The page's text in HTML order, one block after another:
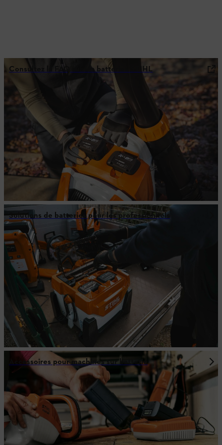
Consultez la FAQ sur les batteries STIHL
Solutions de batteries pour les professionnels
Accessoires pour machines sur batterie
Comparaison avec les modèles AP 300.0 P(C) et AP 300 S.
2 Temps nécessaire pour atteindre 80 % de charge à des températures ambiantes/de batterie
comprises entre 25 et 40 °C, en combinaison avec l'AL 1802 MO. Valable pour les batteries
ALLPRO AP 100.0 P, AP 200.0 P et AP 300.0 P(C).
3 Jusqu’à 3 000 cycles sans perte de performance notable ; peut encore être utilisée par la
suite. Valable uniquement pour les batteries ALLPRO AP 100.0 P, AP 200.0 P et AP 300.0